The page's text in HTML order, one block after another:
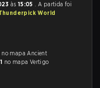
às 15:05 . A partida foi
World
no mapa Ancient
no mapa Vertigo